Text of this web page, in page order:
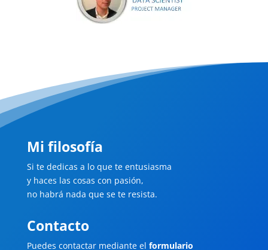
Mi filosofía
Si te dedicas a lo que te entusiasma
y haces las cosas con pasión,
no habrá nada que se te resista.
Contacto
Puedes contactar mediante el formulario